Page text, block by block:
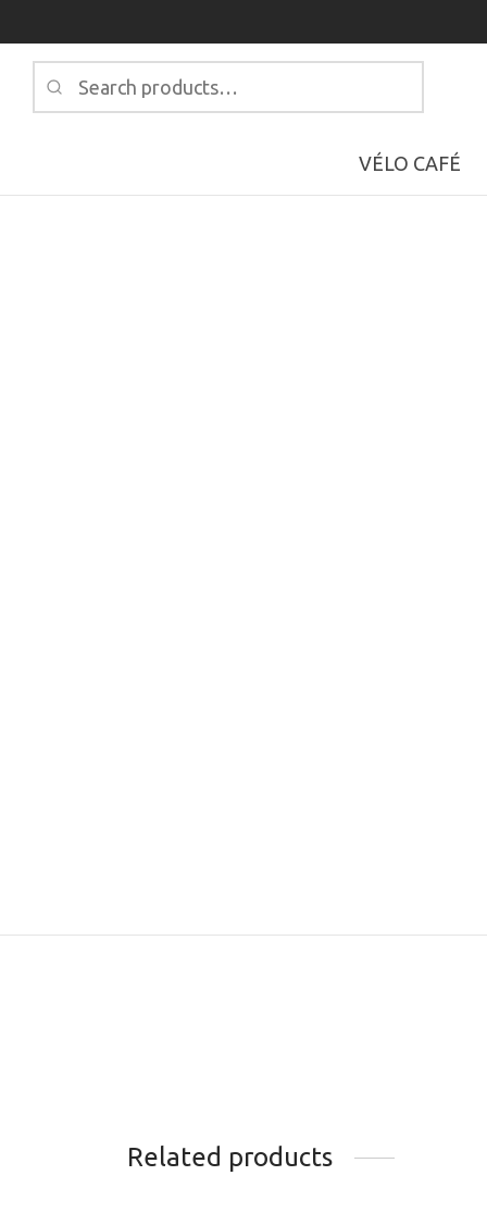
Search
for:
VÉLO CAFÉ
Related products